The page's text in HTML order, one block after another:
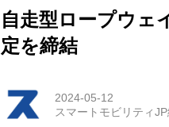
運営会社
自走型ロープウェ
定を締結
2024-05-12
スマートモビリティ